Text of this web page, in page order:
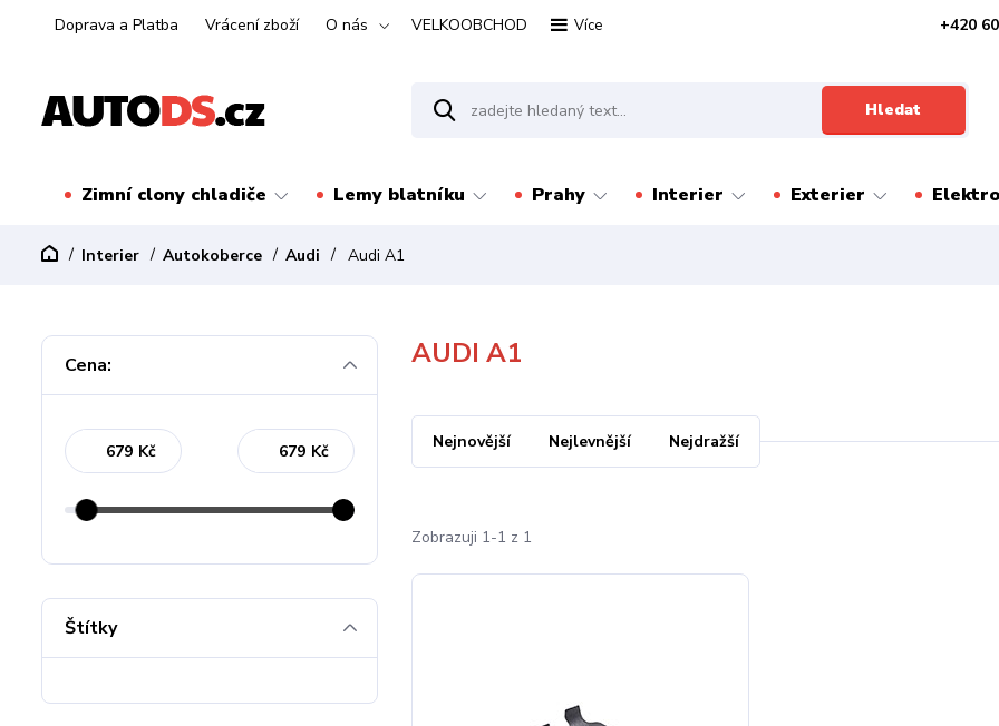
Doprava a Platba Vrácení zboží O nás VELKOOBCHOD Více
Hledat
+420
Zimní clony chladiče Lemy blatníku Prahy Interier Exterier Elektro
Interier Autokoberce Audi Audi A1
AUDI A1
Nejnovější Nejlevnější Nejdražší
Zobrazuji 1-1 z 1
Cena:
Kč Kč
Štítky